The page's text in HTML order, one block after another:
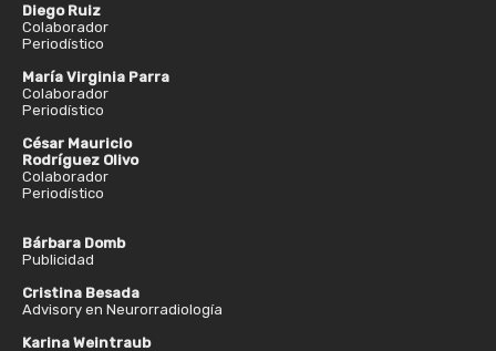
Diego Ruiz
Colaborador
Periodístico
María Virginia Parra
Colaborador
Periodístico
César Mauricio
Rodríguez Olivo
Colaborador
Periodístico
Bárbara Domb
Publicidad
Cristina Besada
Advisory en Neurorradiología
Karina Weintraub